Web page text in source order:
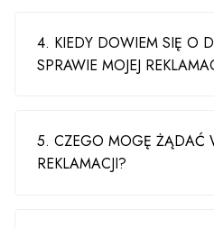
4. KIEDY DOWIEM SIĘ O
SPRAWIE MOJEJ
5. CZEGO MOGĘ ŻĄDAĆ
REKLAMACJI?